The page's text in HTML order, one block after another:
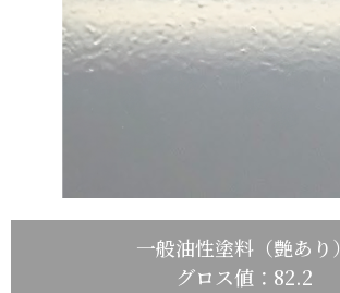
一般油性塗料（艶あり）
グロス値：82.2